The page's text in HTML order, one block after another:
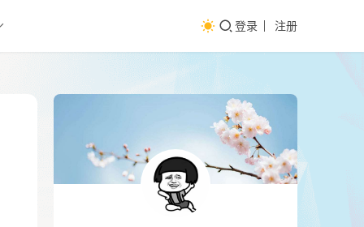
登录 注册